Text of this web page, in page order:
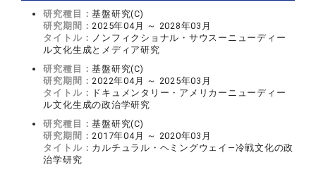
研究種目：基盤研究(C)
研究期間： 2025年04月 ～ 2028年03月
タイトル： ノンフィクショナル・サウスーニューディー
ル文化生成とメディア研究
研究種目：基盤研究(C)
研究期間： 2022年04月 ～ 2025年03月
タイトル： ドキュメンタリー・アメリカーニューディー
ル文化生成の政治学研究
研究種目：基盤研究(C)
研究期間： 2017年04月 ～ 2020年03月
タイトル： カルチュラル・ヘミングウェイ―冷戦文化の政
治学研究